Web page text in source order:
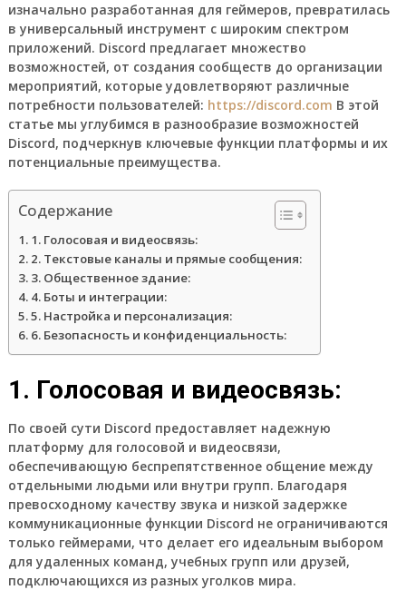
изначально разработанная для геймеров, превратилась
в универсальный инструмент с широким спектром
приложений. Discord предлагает множество
возможностей, от создания сообществ до организации
мероприятий, которые удовлетворяют различные
потребности пользователей: https://discord.com В этой
статье мы углубимся в разнообразие возможностей
Discord, подчеркнув ключевые функции платформы и их
потенциальные преимущества.
Содержание
1. Голосовая и видеосвязь:
2. Текстовые каналы и прямые сообщения:
3. Общественное здание:
4. Боты и интеграции:
5. Настройка и персонализация:
6. Безопасность и конфиденциальность:
1. Голосовая и видеосвязь:
По своей сути Discord предоставляет надежную
платформу для голосовой и видеосвязи,
обеспечивающую беспрепятственное общение между
отдельными людьми или внутри групп. Благодаря
превосходному качеству звука и низкой задержке
коммуникационные функции Discord не ограничиваются
только геймерами, что делает его идеальным выбором
для удаленных команд, учебных групп или друзей,
подключающихся из разных уголков мира.